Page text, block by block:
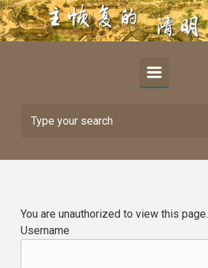
Skip to main content
You are unauthorized to view this page.
Username